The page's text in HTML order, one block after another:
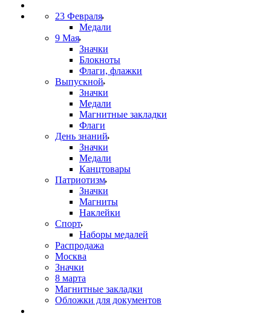
23 Февраля
Медали
9 Мая
Значки
Блокноты
Флаги, флажки
Выпускной
Значки
Медали
Магнитные закладки
Флаги
День знаний
Значки
Медали
Канцтовары
Патриотизм
Значки
Магниты
Наклейки
Спорт
Наборы медалей
Распродажа
Москва
Значки
8 марта
Магнитные закладки
Обложки для документов